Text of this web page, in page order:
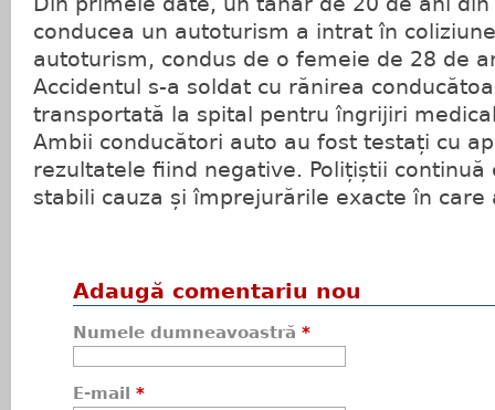
conducea un autoturism a intrat în
autoturism, condus de o femeie de 28 de
Accidentul s-a soldat cu rănirea
transportată la spital pentru îngrijiri
Ambii conducători auto au fost testați cu
rezultatele fiind negative. Polițiștii
stabili cauza și împrejurările exacte în care
Adaugă comentariu nou
Numele dumneavoastră *
E-mail *